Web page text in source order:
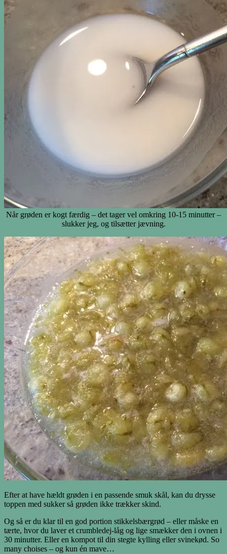
Når grøden er kogt færdig – det tager vel omkring 10-15 minutter –
slukker jeg, og tilsætter jævning.
Efter at have hældt grøden i en passende smuk skål, kan du drysse
toppen med sukker så grøden ikke trækker skind.
Og så er du klar til en god portion stikkelsbærgrød – eller måske en
tærte, hvor du laver et crumbledej-låg og lige smækker den i ovnen i
30 minutter. Eller en kompot til din stegte kylling eller svinekød. So
many choises – og kun én mave…